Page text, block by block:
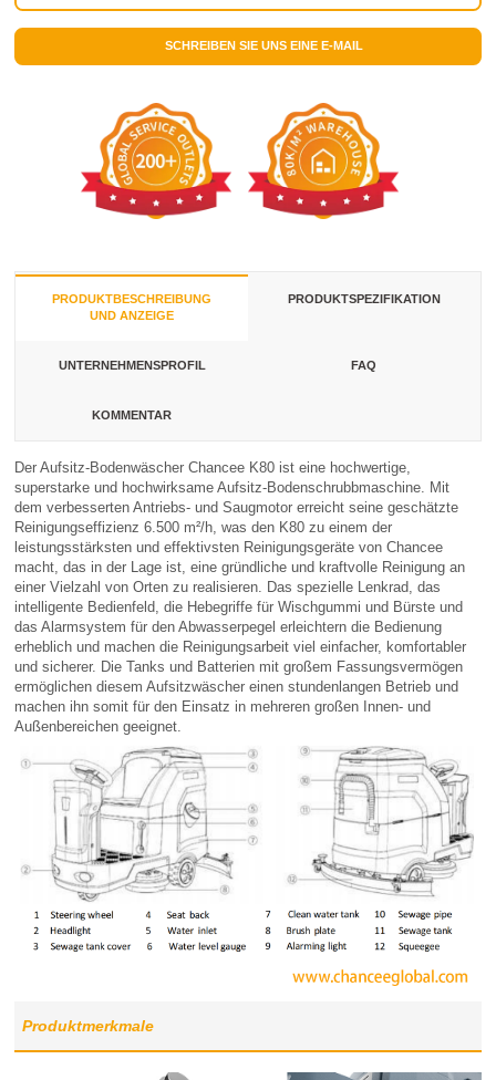
SCHREIBEN SIE UNS EINE E-MAIL
PRODUKTBESCHREIBUNG
UND ANZEIGE
PRODUKTSPEZIFIKATION
UNTERNEHMENSPROFIL FAQ
KOMMENTAR
Der Aufsitz-Bodenwäscher Chancee K80 ist eine hochwertige,
superstarke und hochwirksame Aufsitz-Bodenschrubbmaschine. Mit
dem verbesserten Antriebs- und Saugmotor erreicht seine geschätzte
Reinigungseffizienz 6.500 m²/h, was den K80 zu einem der
leistungsstärksten und effektivsten Reinigungsgeräte von Chancee
macht, das in der Lage ist, eine gründliche und kraftvolle Reinigung an
einer Vielzahl von Orten zu realisieren. Das spezielle Lenkrad, das
intelligente Bedienfeld, die Hebegriffe für Wischgummi und Bürste und
das Alarmsystem für den Abwasserpegel erleichtern die Bedienung
erheblich und machen die Reinigungsarbeit viel einfacher, komfortabler
und sicherer. Die Tanks und Batterien mit großem Fassungsvermögen
ermöglichen diesem Aufsitzwäscher einen stundenlangen Betrieb und
machen ihn somit für den Einsatz in mehreren großen Innen- und
Außenbereichen geeignet.
Produktmerkmale